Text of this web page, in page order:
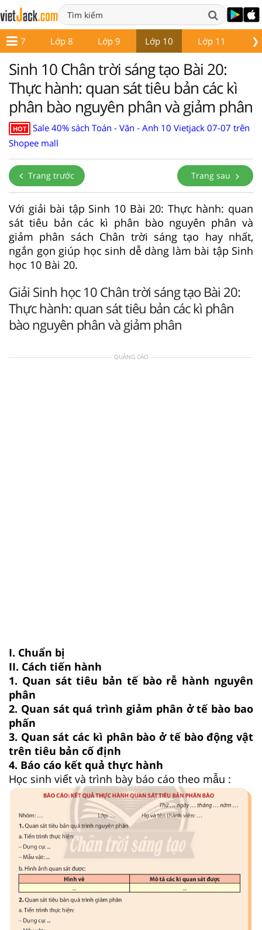
❯
Lớp 7 Lớp 8 Lớp 9 Lớp 10 Lớp 11
Sinh 10 Chân trời sáng tạo Bài 20:
Thực hành: quan sát tiêu bản các kì
phân bào nguyên phân và giảm phân
HOT
Sale 40% sách Toán - Văn - Anh 10 Vietjack 07-07 trên
Shopee mall
Trang trước Trang sau
Với giải bài tập Sinh 10 Bài 20: Thực hành: quan
sát tiêu bản các kì phân bào nguyên phân và
giảm phân sách Chân trời sáng tạo hay nhất,
ngắn gọn giúp học sinh dễ dàng làm bài tập Sinh
học 10 Bài 20.
Giải Sinh học 10 Chân trời sáng tạo Bài 20:
Thực hành: quan sát tiêu bản các kì phân
bào nguyên phân và giảm phân
QUẢNG CÁO
I. Chuẩn bị
II. Cách tiến hành
1. Quan sát tiêu bản tế bào rễ hành nguyên
phân
2. Quan sát quá trình giảm phân ở tế bào bao
phấn
3. Quan sát các kì phân bào ở tế bào động vật
trên tiêu bản cố định
4. Báo cáo kết quả thực hành
Học sinh viết và trình bày báo cáo theo mẫu :